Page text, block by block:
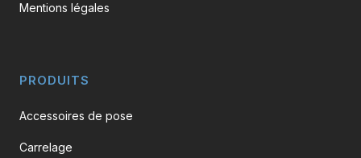
Mentions légales
PRODUITS
Accessoires de pose
Carrelage